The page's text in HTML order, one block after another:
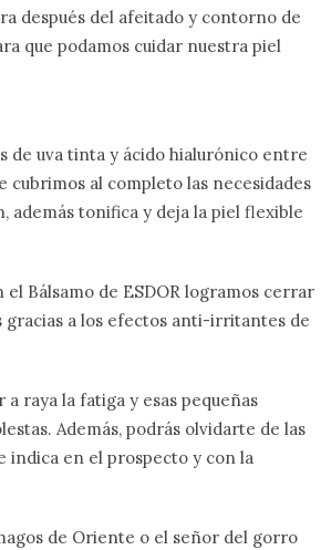
después del afeitado y contorno de
que podamos cuidar nuestra piel
de uva tinta y ácido hialurónico entre
cubrimos al completo las necesidades
además tonifica y deja la piel flexible
Bálsamo de ESDOR logramos cerrar
gracias a los efectos anti-irritantes de
raya la fatiga y esas pequeñas
Además, podrás olvidarte de las
indica en el prospecto y con la
de Oriente o el señor del gorro